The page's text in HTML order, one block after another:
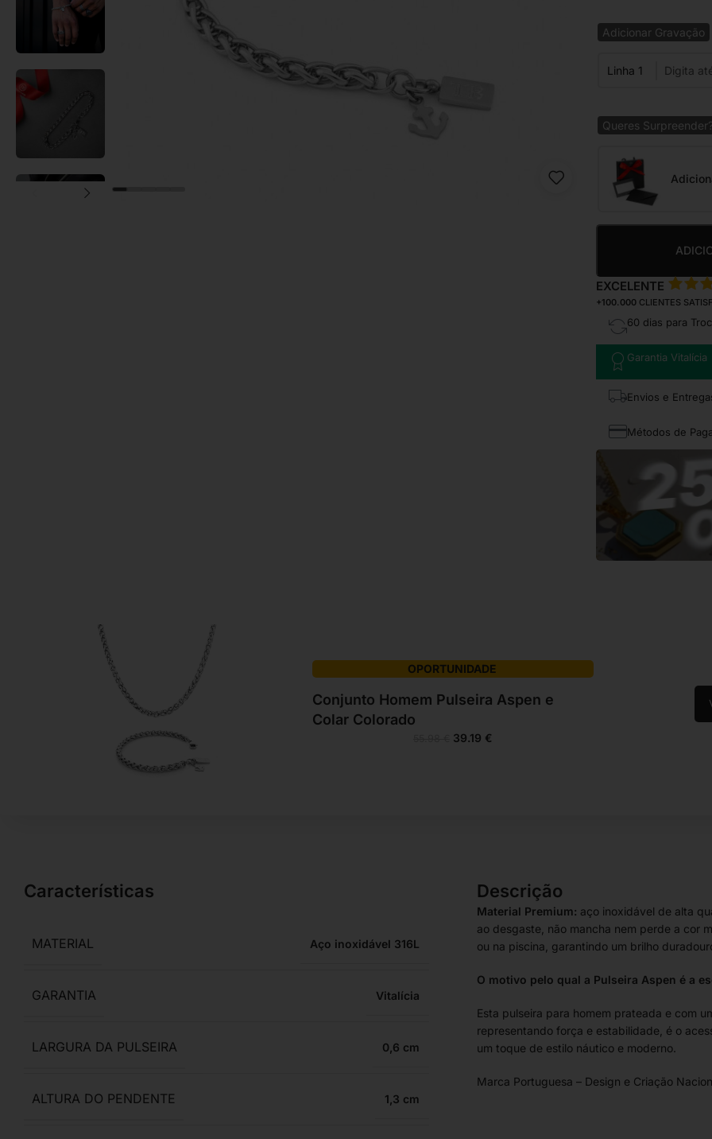
Adicionar Gravação
Linha 1
Queres
EXCELENTE
+100.000 CLIENTES
60 dias para
Garantia Vitalícia
Envios e
Métodos de
OPORTUNIDADE
Conjunto Homem Pulseira Aspen e
Colar Colorado
39.19 €
Características
MATERIAL Aço inoxidável 316L
GARANTIA Vitalícia
LARGURA DA PULSEIRA 0,6
ALTURA DO PENDENTE 1,3
Descrição
Material Premium: aço inoxidável de alta
ao desgaste, não mancha nem perde a cor
ou na piscina, garantindo um brilho
O motivo pelo qual a Pulseira Aspen é a
Esta pulseira para homem prateada e com
representando força e estabilidade, é o
um toque de estilo náutico e moderno.
Marca Portuguesa – Design e Criação